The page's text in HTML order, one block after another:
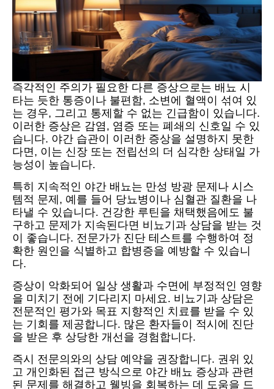
즉각적인 주의가 필요한 다른 증상으로는 배뇨 시
타는 듯한 통증이나 불편함, 소변에 혈액이 섞여 있
는 경우, 그리고 통제할 수 없는 긴급함이 있습니다.
이러한 증상은 감염, 염증 또는 폐쇄의 신호일 수 있
습니다. 야간 습관이 이러한 증상을 설명하지 못한
다면, 이는 신장 또는 전립선의 더 심각한 상태일 가
능성이 높습니다.
특히 지속적인 야간 배뇨는 만성 방광 문제나 시스
템적 문제, 예를 들어 당뇨병이나 심혈관 질환을 나
타낼 수 있습니다. 건강한 루틴을 채택했음에도 불
구하고 문제가 지속된다면 비뇨기과 상담을 받는 것
이 좋습니다. 전문가가 진단 테스트를 수행하여 정
확한 원인을 식별하고 합병증을 예방할 수 있습니
다.
증상이 악화되어 일상 생활과 수면에 부정적인 영향
을 미치기 전에 기다리지 마세요. 비뇨기과 상담은
전문적인 평가와 목표 지향적인 치료를 받을 수 있
는 기회를 제공합니다. 많은 환자들이 적시에 진단
을 받은 후 상당한 개선을 경험합니다.
즉시 전문의와의 상담 예약을 권장합니다. 권위 있
고 개인화된 접근 방식으로 야간 배뇨 증상과 관련
된 문제를 해결하고 웰빙을 회복하는 데 도움을 드